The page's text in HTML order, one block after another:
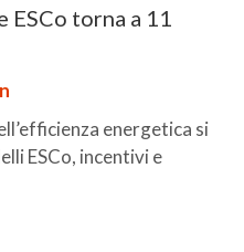
ESCo torna a 11
energetica si
ESCo, incentivi e